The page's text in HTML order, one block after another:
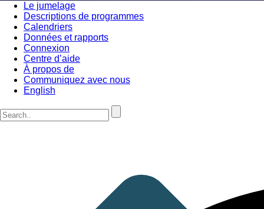
Le jumelage
Descriptions de programmes
Calendriers
Données et rapports
Connexion
Centre d’aide
À propos de
Communiquez avec nous
English